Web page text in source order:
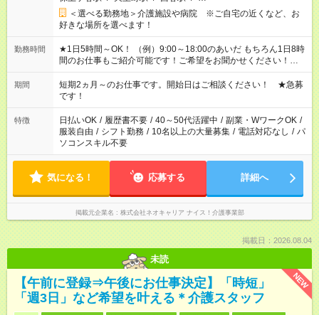
＜選べる勤務地＞介護施設や病院 ※ご自宅の近くなど、お
好きな場所を選べます！
勤務時間
★1日5時間～OK！ （例）9:00～18:00のあいだ もちろん1日8時
間のお仕事もご紹介可能です！ご希望をお聞かせください！★家
庭の都合でお休みが必要な場合も遠慮なくご相談ください。 ※
週最低15時間以上の勤務が必要です
期間
短期2ヵ月～のお仕事です。開始日はご相談ください！ ★急募
です！
特徴 日払いOK / 履歴書不要 / 40～50代活躍中 / 副業・WワークOK /
服装自由 / シフト勤務 / 10名以上の大量募集 / 電話対応なし / パ
ソコンスキル不要
気になる！ 応募する 詳細へ
掲載元企業名 株式会社ネオキャリア ナイス！介護事業部
掲載日：2026.08.04
未読
NEW
【午前に登録⇒午後にお仕事決定】「時短」
「週3日」など希望を叶える＊介護スタッフ